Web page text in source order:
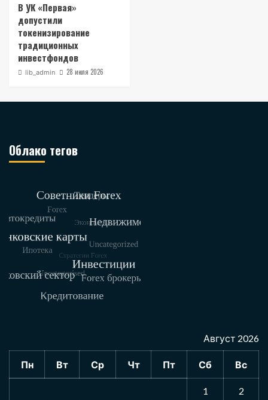
В УК «Первая»
допустили
токенизирование
традиционных
инвестфондов
lib_admin 28 июля 2026
Облако тегов
Август 2026
Пн Вт Ср Чт Пт Сб Вс
1 2